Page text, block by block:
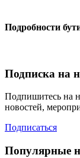
Подробности
Подписка на
Подпишитесь на
новостей,
Подписаться
Популярные